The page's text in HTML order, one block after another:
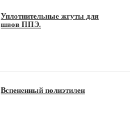
Уплотнительные жгуты для
швов ППЭ.
Вспененный полиэтилен